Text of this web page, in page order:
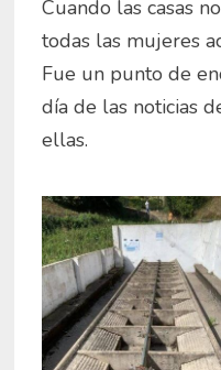
Cuando las casas
todas las mujeres
Fue un punto de
día de las noticias
ellas.